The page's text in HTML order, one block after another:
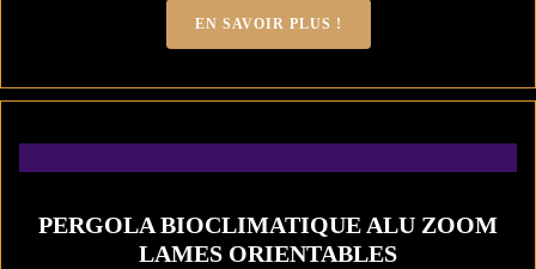
EN SAVOIR PLUS !
PERGOLA BIOCLIMATIQUE ALU ZOOM
LAMES ORIENTABLES